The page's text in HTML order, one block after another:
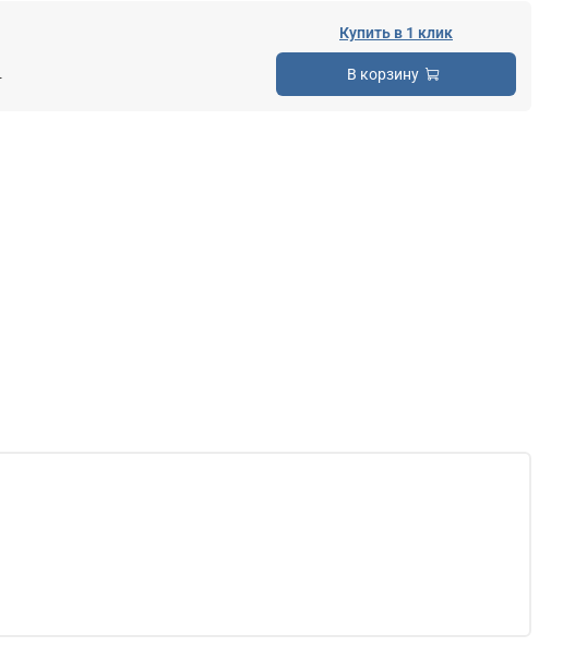
Купить в 1 клик
В корзину